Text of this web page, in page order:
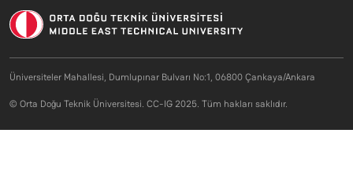
Üniversiteler Mahallesi, Dumlupınar Bulvarı No:1, 06800 Çankaya/Ankara
© Orta Doğu Teknik Üniversitesi. CC-IG 2025. Tüm hakları saklıdır.